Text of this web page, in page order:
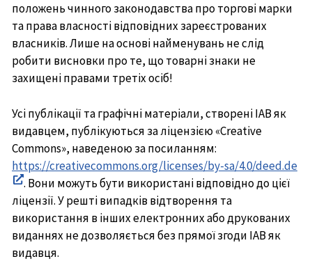
положень чинного законодавства про торгові марки
та права власності відповідних зареєстрованих
власників. Лише на основі найменувань не слід
робити висновки про те, що товарні знаки не
захищені правами третіх осіб!
Усі публікації та графічні матеріали, створені IAB як
видавцем, публікуються за ліцензією «Creative
Commons», наведеною за посиланням:
https://creativecommons.org/licenses/by-sa/4.0/deed.de
In
neuem
Fenster
öffnen
. Вони можуть бути використані відповідно до цієї
ліцензії. У решті випадків відтворення та
використання в інших електронних або друкованих
виданнях не дозволяється без прямої згоди IAB як
видавця.